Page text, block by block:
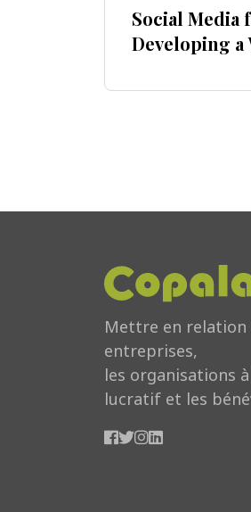
Social
Developing a
Mettre en relation
entreprises,
les organisations
lucratif et les